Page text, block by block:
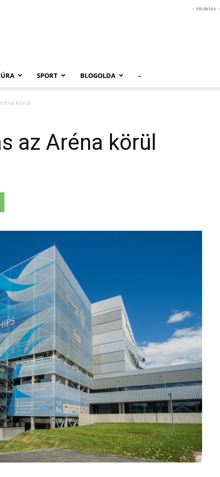
- Hirdetés -
SPORT BLOGOLDA –
körül
az Aréna körül